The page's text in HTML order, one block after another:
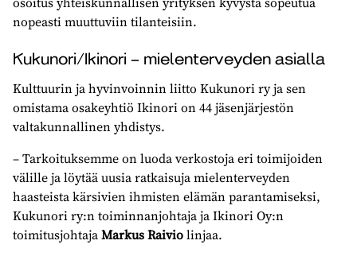
nopeasti muuttuviin tilanteisiin.
Kukunori/Ikinori – mielenterveyden asialla
Kulttuurin ja hyvinvoinnin liitto Kukunori ry ja sen
omistama osakeyhtiö Ikinori on 44 jäsenjärjestön
valtakunnallinen yhdistys.
– Tarkoituksemme on luoda verkostoja eri toimijoiden
välille ja löytää uusia ratkaisuja mielenterveyden
haasteista kärsivien ihmisten elämän parantamiseksi,
Kukunori ry:n toiminnanjohtaja ja Ikinori Oy:n
toimitusjohtajaMarkus Raiviolinjaa.